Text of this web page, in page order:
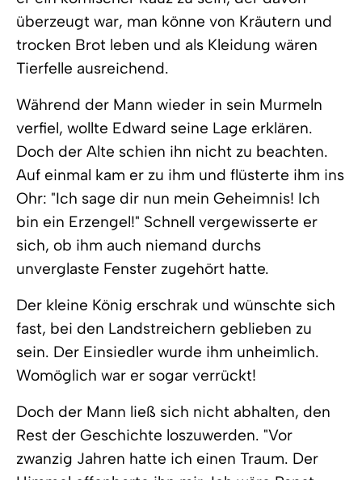
überzeugt war, man könne von Kräutern und
trocken Brot leben und als Kleidung wären
Tierfelle ausreichend.
Während der Mann wieder in sein Murmeln
verfiel, wollte Edward seine Lage erklären.
Doch der Alte schien ihn nicht zu beachten.
Auf einmal kam er zu ihm und flüsterte ihm ins
Ohr: "Ich sage dir nun mein Geheimnis! Ich
bin ein Erzengel!" Schnell vergewisserte er
sich, ob ihm auch niemand durchs
unverglaste Fenster zugehört hatte.
Der kleine König erschrak und wünschte sich
fast, bei den Landstreichern geblieben zu
sein. Der Einsiedler wurde ihm unheimlich.
Womöglich war er sogar verrückt!
Doch der Mann ließ sich nicht abhalten, den
Rest der Geschichte loszuwerden. "Vor
zwanzig Jahren hatte ich einen Traum. Der